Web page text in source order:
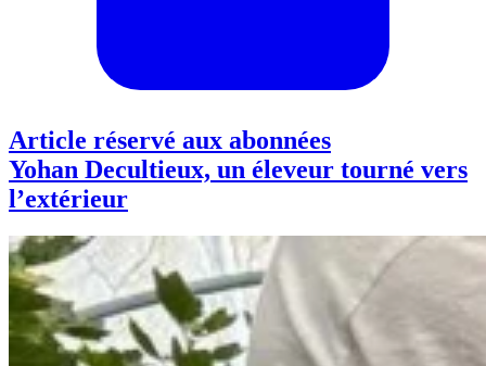
Article réservé aux abonnées
Yohan Decultieux, un éleveur tourné vers
l’extérieur